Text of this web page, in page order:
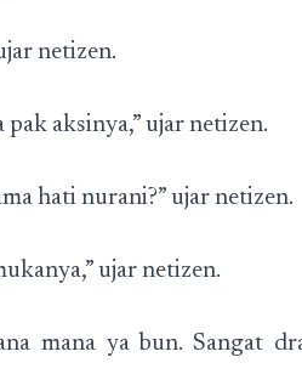
netizen.
pak aksinya,” ujar netizen.
hati nurani?” ujar netizen.
ujar netizen.
mana ya bun. Sangat